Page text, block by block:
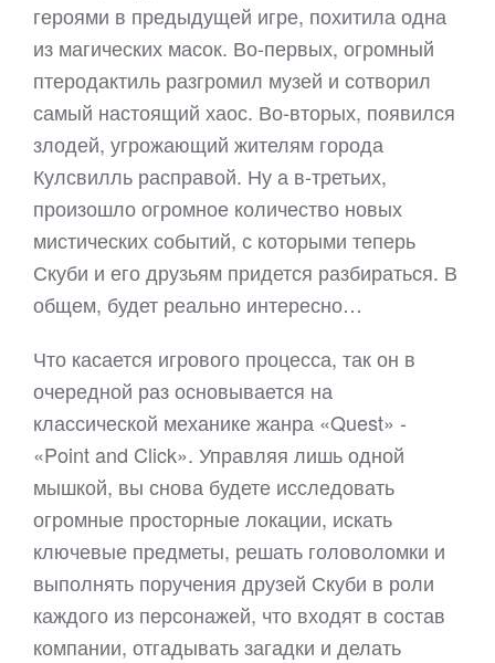
героями в предыдущей игре, похитила одна
из магических масок. Во-первых, огромный
птеродактиль разгромил музей и сотворил
самый настоящий хаос. Во-вторых, появился
злодей, угрожающий жителям города
Кулсвилль расправой. Ну а в-третьих,
произошло огромное количество новых
мистических событий, с которыми теперь
Скуби и его друзьям придется разбираться. В
общем, будет реально интересно…
Что касается игрового процесса, так он в
очередной раз основывается на
классической механике жанра «Quest» -
«Point and Click». Управляя лишь одной
мышкой, вы снова будете исследовать
огромные просторные локации, искать
ключевые предметы, решать головоломки и
выполнять поручения друзей Скуби в роли
каждого из персонажей, что входят в состав
компании, отгадывать загадки и делать